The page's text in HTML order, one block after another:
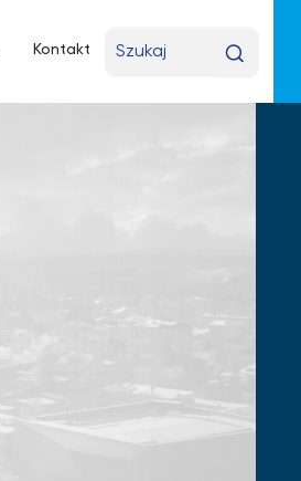
Kontakt
wyszukiwaną